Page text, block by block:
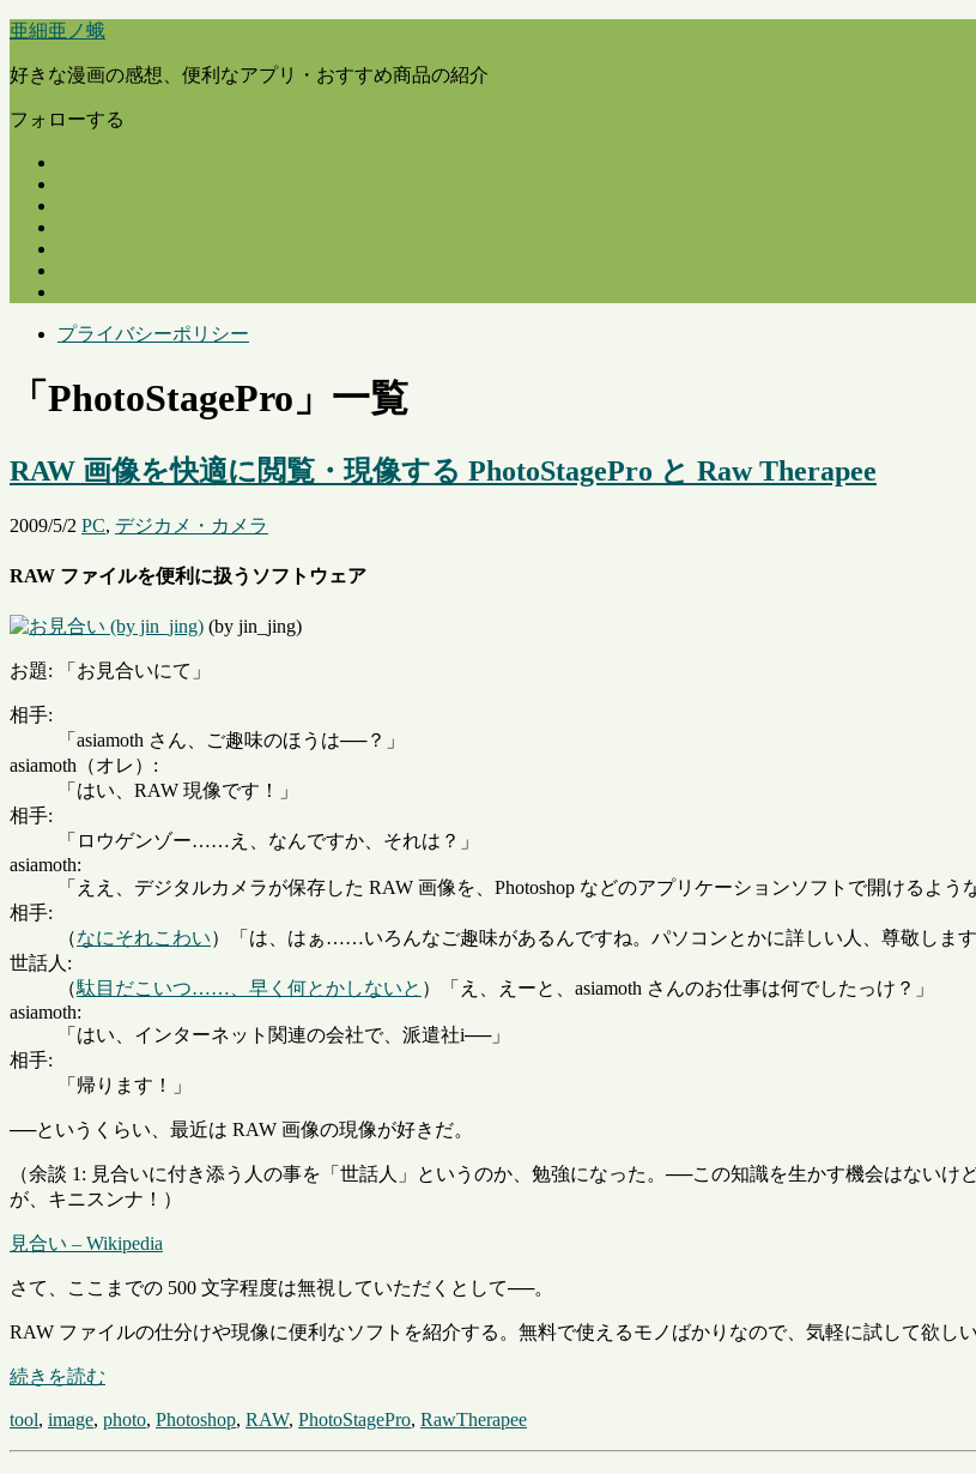
亜細亜ノ蛾
好きな漫画の感想、便利なアプリ・おすすめ商品の紹介
フォローする
プライバシーポリシー
「 PhotoStagePro 」 一覧
RAW 画像を快適に閲覧・現像する PhotoStagePro と Raw Therapee
2009/5/2 PC, デジカメ・カメラ
RAW ファイルを便利に扱うソフトウェア
(by jin_jing)
お題: 「お見合いにて」
相手:
「asiamoth さん、ご趣味のほうは──？」
asiamoth（オレ）:
「はい、RAW 現像です！」
相手:
「ロウゲンゾー……え、なんですか、それは？」
asiamoth:
「ええ、デジタルカメラが保存した RAW 画像を、Photoshop などのアプリケーションソフトで開けるよ
相手:
（なにそれこわい）「は、はぁ……いろんなご趣味があるんですね。パソコンとかに詳しい人、尊敬します
世話人:
（駄目だこいつ……、早く何とかしないと ）「え、えーと、asiamoth さんのお仕事は何でしたっけ？」
asiamoth:
「はい、インターネット関連の会社で、派遣社i──」
相手:
「帰ります！」
──というくらい、最近は RAW 画像の現像が好きだ。
（余談 1: 見合いに付き添う人の事を「世話人」というのか、勉強になった。──この知識を生かす機会はない
が、キニスンナ！）
見合い – Wikipedia
さて、ここまでの 500 文字程度は無視していただくとして──。
RAW ファイルの仕分けや現像に便利なソフトを紹介する。無料で使えるモノばかりなので、気軽に試して欲しい
続きを読む
tool, image, photo, Photoshop, RAW, PhotoStagePro, RawTherapee